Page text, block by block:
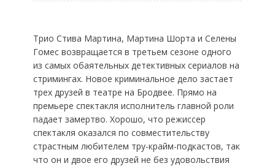
Трио Стива Мартина, Мартина Шорта и Селены
Гомес возвращается в третьем сезоне одного
из самых обаятельных детективных сериалов на
стримингах. Новое криминальное дело застает
трех друзей в театре на Бродвее. Прямо на
премьере спектакля исполнитель главной роли
падает замертво. Хорошо, что режиссер
спектакля оказался по совместительству
страстным любителем тру-крайм-подкастов, так
что он и двое его друзей не без удовольствия